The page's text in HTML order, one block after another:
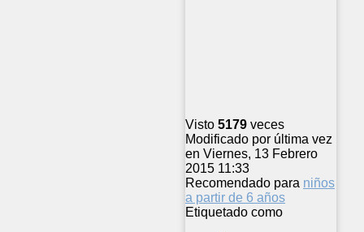
Visto 5179 veces
Modificado por última vez
en Viernes, 13 Febrero
2015 11:33
Recomendado para niños
a partir de 6 años
Etiquetado como